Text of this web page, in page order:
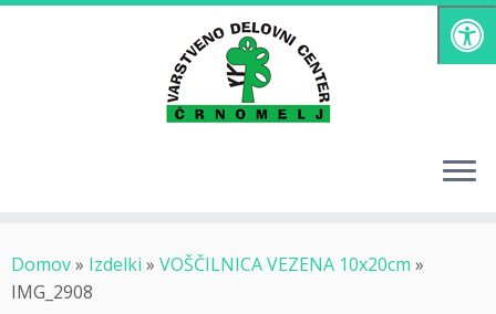
Skoči
Domov» Izdelki » VOŠČILNICA VEZENA 10x20cm »
IMG_2908